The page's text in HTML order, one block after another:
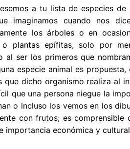
a tu lista de especies
imaginamos cuando nos
los árboles o en
o plantas epífitas, solo por
al ser los primeros que
especie animal es
que dicho organismo realiza al
que una persona niegue la
o incluso los vemos en los
con frutos; es comprensible
importancia económica y